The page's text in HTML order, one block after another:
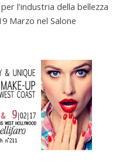
l'industria della bellezza
Marzo nel Salone